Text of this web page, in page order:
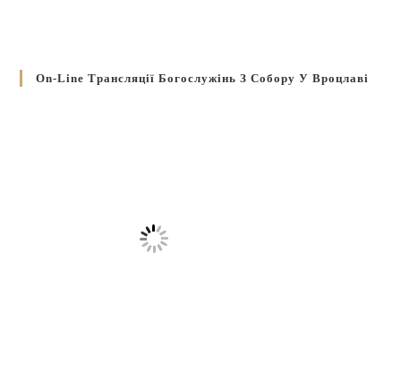
On-Line Трансляції Богослужінь З Собору У Вроцлаві